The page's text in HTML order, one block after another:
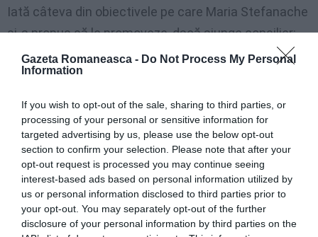
Gazeta Romaneasca - Do Not Process My Personal
Information
If you wish to opt-out of the sale, sharing to third parties, or
processing of your personal or sensitive information for
targeted advertising by us, please use the below opt-out
section to confirm your selection. Please note that after your
opt-out request is processed you may continue seeing
interest-based ads based on personal information utilized by
us or personal information disclosed to third parties prior to
your opt-out. You may separately opt-out of the further
disclosure of your personal information by third parties on the
Iată câteva din obiectivele pe care Maria Stefanache
şi-a propus să le promoveze, dacă ajunge consilier:
„Crearea unui canal web TV cu un telejurnal în limba
română, pe situl primăriei de la Milano şi crearea unui
de mediere culturală care să ofere informaţii cu
privire la documente, muncă, procedura penală şi
şcoală şi crearea unei baze de date cu informaţii
utile privind locurile de muncă”.
În plus, românca promite susţinerea celor „care